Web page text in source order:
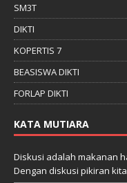
SM3T
DIKTI
KOPERTIS 7
BEASISWA DIKTI
FORLAP DIKTI
KATA MUTIARA
Diskusi adalah makanan
Dengan diskusi pikiran